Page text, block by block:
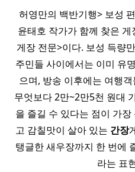
허영만의 백반기행> 보성
윤태호 작가가 함께 찾은
게장 전문>이다. 보성 득량
주민들 사이에서는 이미 유
으며, 방송 이후에는 여행
무엇보다 2만~2만5천 원대
을 즐길 수 있다는 점이 가
고 감칠맛이 살아 있는 간장
탱글한 새우장까지 한 번에
라는 표